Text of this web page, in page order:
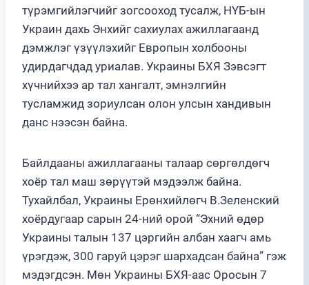
түрэмгийлэгчийг зогсооход тусалж, НҮБ-ын
Украин дахь Энхийг сахиулах ажиллагаанд
дэмжлэг үзүүлэхийг Европын холбооны
удирдагчдад уриалав. Украины БХЯ Зэвсэгт
хүчнийхээ ар тал хангалт, эмнэлгийн
тусламжид зориулсан олон улсын хандивын
данс нээсэн байна.
Байлдааны ажиллагааны талаар сөргөлдөгч
хоёр тал маш зөрүүтэй мэдээлж байна.
Тухайлбал, Украины Ерөнхийлөгч В.Зеленский
хоёрдугаар сарын 24-ний орой “Эхний өдөр
Украины талын 137 цэргийн албан хаагч амь
үрэгдэж, 300 гаруй цэрэг шархадсан байна” гэж
мэдэгдсэн. Мөн Украины БХЯ-аас Оросын 7